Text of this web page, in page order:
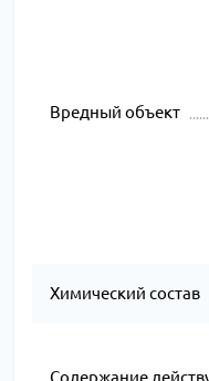
Вредный объект
Химический состав